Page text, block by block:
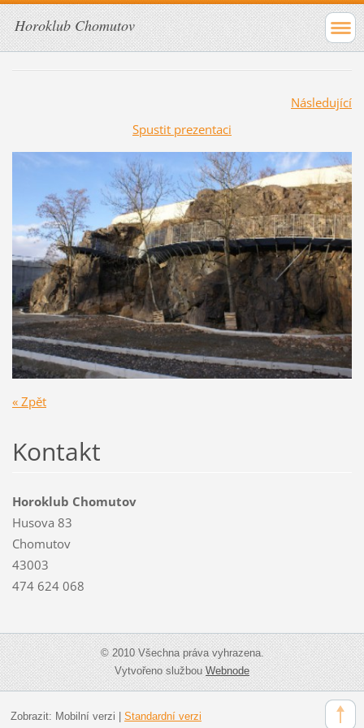
Horoklub Chomutov
Následující
Spustit prezentaci
« Zpět
Kontakt
Horoklub Chomutov
Husova 83
Chomutov
43003
474 624 068
© 2010 Všechna práva vyhrazena.
Vytvořeno službouWebnode
Zobrazit: Mobilní verzi | Standardní verzi